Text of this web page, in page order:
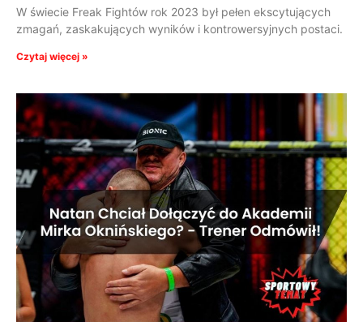
W świecie Freak Fightów rok 2023 był pełen ekscytujących
zmagań, zaskakujących wyników i kontrowersyjnych postaci.
Czytaj więcej »